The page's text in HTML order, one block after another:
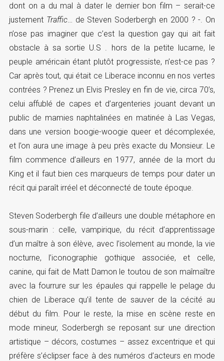
dont on a du mal à dater le dernier bon film – serait-ce
justement Traffic… de Steven Soderbergh en 2000 ? -. On
n’ose pas imaginer que c’est la question gay qui ait fait
obstacle à sa sortie U.S . hors de la petite lucarne, le
peuple américain étant plutôt progressiste, n’est-ce pas ?
Car après tout, qui était ce Liberace inconnu en nos vertes
contrées ? Prenez un Elvis Presley en fin de vie, circa 70’s,
celui affublé de capes et d’argenteries jouant devant un
public de mamies naphtalinées en matinée à Las Vegas,
dans une version boogie-woogie queer et décomplexée,
et l’on aura une image à peu près exacte du Monsieur. Le
film commence d’ailleurs en 1977, année de la mort du
King et il faut bien ces marqueurs de temps pour dater un
récit qui paraît irréel et déconnecté de toute époque.
Steven Soderbergh file d’ailleurs une double métaphore en
sous-marin : celle, vampirique, du récit d’apprentissage
d’un maître à son élève, avec l’isolement au monde, la vie
nocturne, l’iconographie gothique associée, et celle,
canine, qui fait de Matt Damon le toutou de son maîmaître
avec la fourrure sur les épaules qui rappelle le pelage du
chien de Liberace qu’il tente de sauver de la cécité au
début du film. Pour le reste, la mise en scène reste en
mode mineur, Soderbergh se reposant sur une direction
artistique – décors, costumes – assez excentrique et qui
préfère s’éclipser face à des numéros d’acteurs en mode